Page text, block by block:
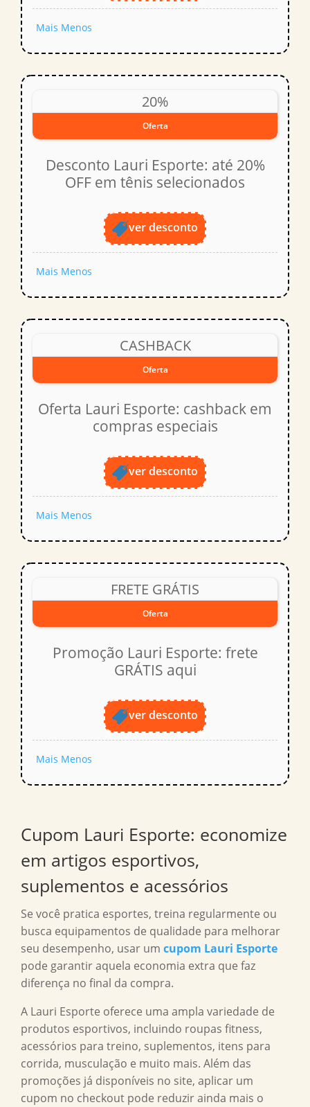
Mais Menos
20%
Oferta
Desconto Lauri Esporte: até 20%
OFF em tênis selecionados
ver desconto
Mais Menos
CASHBACK
Oferta
Oferta Lauri Esporte: cashback em
compras especiais
ver desconto
Mais Menos
FRETE GRÁTIS
Oferta
Promoção Lauri Esporte: frete
GRÁTIS aqui
ver desconto
Mais Menos
Cupom Lauri Esporte: economize
em artigos esportivos,
suplementos e acessórios
Se você pratica esportes, treina regularmente ou
busca equipamentos de qualidade para melhorar
seu desempenho, usar um cupom Lauri Esporte
pode garantir aquela economia extra que faz
diferença no final da compra.
A Lauri Esporte oferece uma ampla variedade de
produtos esportivos, incluindo roupas fitness,
acessórios para treino, suplementos, itens para
corrida, musculação e muito mais. Além das
promoções já disponíveis no site, aplicar um
cupom no checkout pode reduzir ainda mais o